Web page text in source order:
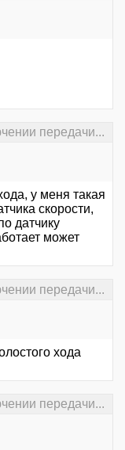
передачи...
у меня такая
скорости,
датчику
может
передачи...
хода
передачи...